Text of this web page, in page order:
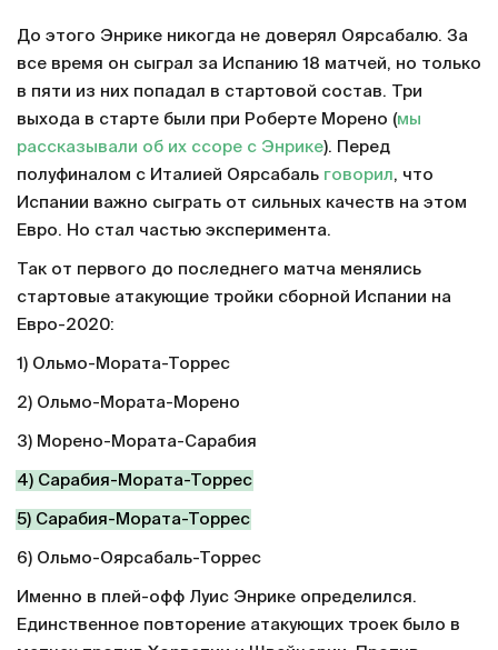
До этого Энрике никогда не доверял Оярсабалю. За
все время он сыграл за Испанию 18 матчей, но только
в пяти из них попадал в стартовой состав. Три
выхода в старте были при Роберте Морено (мы
рассказывали об их ссоре с Энрике). Перед
полуфиналом с Италией Оярсабаль говорил, что
Испании важно сыграть от сильных качеств на этом
Евро. Но стал частью эксперимента.
Так от первого до последнего матча менялись
стартовые атакующие тройки сборной Испании на
Евро-2020:
1) Ольмо-Мората-Торрес
2) Ольмо-Мората-Морено
3) Морено-Мората-Сарабия
4) Сарабия-Мората-Торрес
5) Сарабия-Мората-Торрес
6) Ольмо-Оярсабаль-Торрес
Именно в плей-офф Луис Энрике определился.
Единственное повторение атакующих троек было в